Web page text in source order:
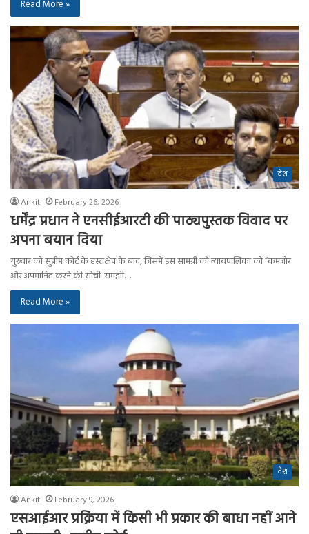
Read More »
देश
Ankit February 26, 2026
धर्मेंद्र प्रधान ने एनसीईआरटी की पाठ्यपुस्तक विवाद पर
अपना बयान दिया
गुरुवार को सुप्रीम कोर्ट के हस्तक्षेप के बाद, जिसमें इस सामग्री को न्यायपालिका को “कमजोर
और अपमानित करने की सोची-समझी…
Read More »
देश
Ankit February 9, 2026
एसआईआर प्रक्रिया में किसी भी प्रकार की बाधा नहीं आने